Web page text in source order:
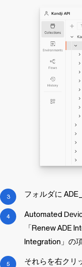
フォルダに
Automated
「Renew ADE
Integration」の
それらを右クリ